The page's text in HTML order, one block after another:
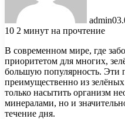
admin
10 2 минут на прочтение
В современном мире, где
приоритетом для многих,
большую популярность. Эти
преимущественно из
только насытить организм
минералами, но и
течение дня.